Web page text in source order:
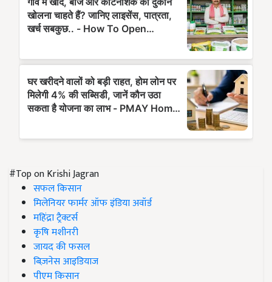
#Top on Krishi Jagran
सफल किसान
मिलेनियर फार्मर ऑफ इंडिया अवॉर्ड
महिंद्रा ट्रैक्टर्स
कृषि मशीनरी
जायद की फसल
बिज़नेस आइडियाज
पीएम किसान